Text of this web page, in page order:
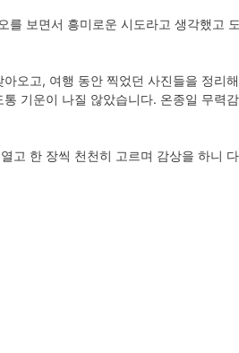
보면서 흥미로운 시도라고 생각했고
오고, 여행 동안 찍었던 사진들을 정리
기운이 나질 않았습니다. 온종일 무력
고 한 장씩 천천히 고르며 감상을 하니